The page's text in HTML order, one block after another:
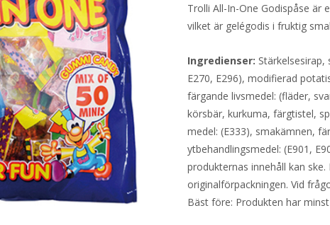
Trolli All-In-One Godispåse är
vilket är gelégodis i fruktig
Ingredienser: Stärkelsesirap,
E270, E296), modifierad
färgande livsmedel: (fläder,
körsbär, kurkuma, färgtistel,
medel: (E333), smakämnen,
ytbehandlingsmedel: (E901,
produkternas innehåll kan
originalförpackningen. Vid
Bäst före: Produkten har